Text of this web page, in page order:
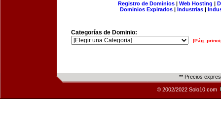
Registro de Dominios| Web Hosting |
Dominios Expirados | Industrias |
Categorías de Dominio:
[Pág.
** Precios
© 2002/2022 Solo10.com